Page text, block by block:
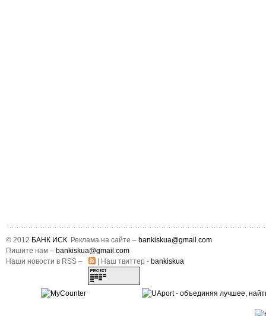
© 2012 БАНК ИСК. Реклама на сайте – bankiskua@gmail.com
Пишите нам – bankiskua@gmail.com
Наши новости в RSS –
| Наш твиттер - bankiskua